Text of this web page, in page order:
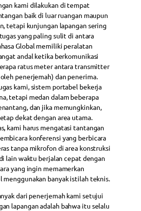
kami dilakukan di tempat
baik di luar ruangan maupun
tetapi kunjungan lapangan sering
yang paling sulit di antara
Global memiliki peralatan
andal ketika berkomunikasi
ratus meter antara transmitter
penerjemah) dan penerima.
kami, sistem portabel bekerja
tetapi medan dalam beberapa
dan jika memungkinkan,
dekat dengan area utama.
kami harus mengatasi tantangan
konferensi yang berbicara
tanpa mikrofon di area konstruksi
lain waktu berjalan cepat dengan
yang ingin memamerkan
menggunakan banyak istilah teknis.
dari penerjemah kami setujui
lapangan adalah bahwa itu selalu